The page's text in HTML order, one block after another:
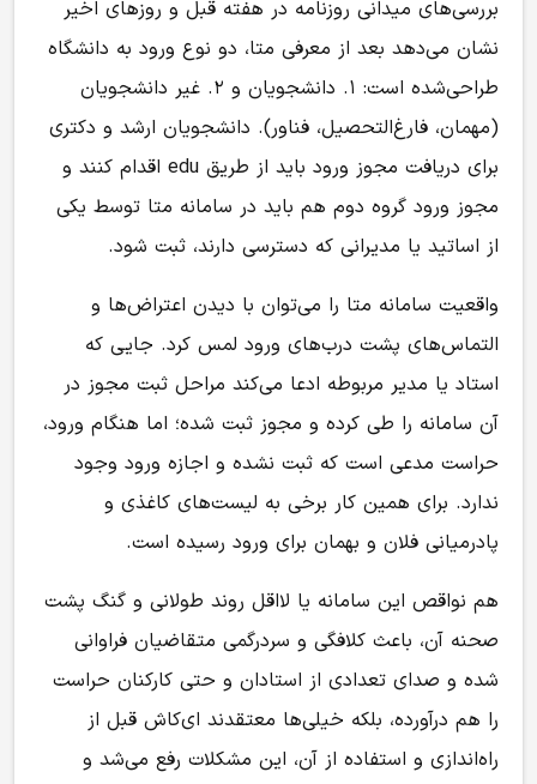
بررسی‌های میدانی‌ روزنامه در هفته قبل و روزهای اخیر
نشان می‌دهد بعد از معرفی متا، دو نوع ورود به دانشگاه
طراحی‌شده است: ۱. دانشجویان و ۲. غیر دانشجویان
(مهمان، فارغ‌التحصیل، فناور). دانشجویان ارشد و دکتری
برای دریافت مجوز ورود باید از طریق edu اقدام کنند و
مجوز ورود گروه دوم هم باید در سامانه متا توسط یکی
از اساتید یا مدیرانی که دسترسی دارند، ثبت شود.
واقعیت سامانه متا را می‌توان با دیدن اعتراض‌ها و
التماس‌های پشت درب‌های ورود لمس کرد. جایی که
استاد یا مدیر مربوطه ادعا می‌کند مراحل ثبت مجوز در
آن سامانه را طی کرده و مجوز ثبت شده؛ اما هنگام ورود،
حراست مدعی است که ثبت نشده و اجازه ورود وجود
ندارد. برای همین کار برخی به لیست‌های کاغذی و
پادرمیانی فلان و بهمان برای ورود رسیده است‌.
هم نواقص این سامانه یا لااقل روند طولانی و گنگ پشت
صحنه آن‌، باعث کلافگی و سردرگمی متقاضیان فراوانی
شده و صدای تعدادی از استادان و حتی کارکنان حراست
را هم درآورده، بلکه خیلی‌ها معتقدند ای‌کاش قبل از
راه‌اندازی و استفاده از آن، این مشکلات رفع می‌شد و